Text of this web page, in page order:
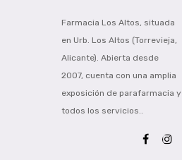
Farmacia Los Altos, situada
en Urb. Los Altos (Torrevieja,
Alicante). Abierta desde
2007, cuenta con una amplia
exposición de parafarmacia y
todos los servicios..